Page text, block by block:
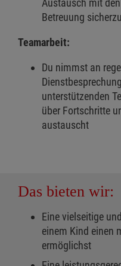
Austausch mit
Betreuung
Teamarbeit:
Du nimmst an
unterstützenden
über Fortschritte
austauscht
Das bieten wir:
Eine vielseitige
einem Kind einen
ermöglichst